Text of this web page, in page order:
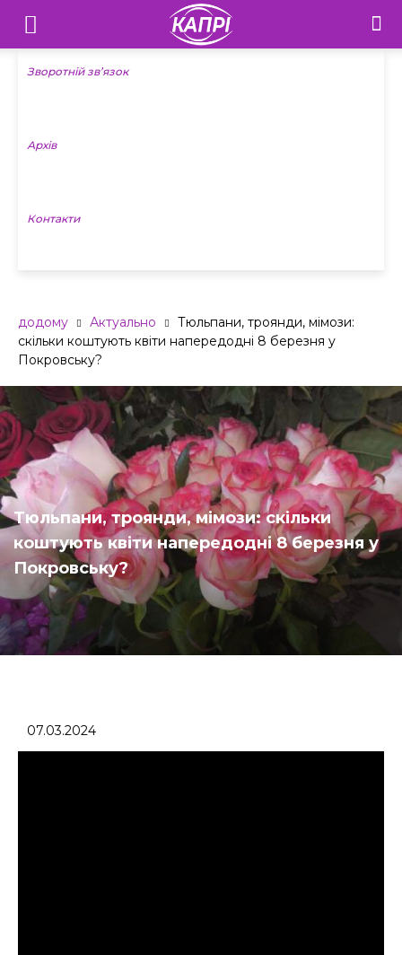
Телебачення
«Капрі»
Новини
Зворотній зв’язок
Архів
Контакти
додому Актуально
Тюльпани, троянди, мімози:
скільки коштують квіти напередодні 8 березня у
Покровську?
Тюльпани, троянди, мімози: скільки
коштують квіти напередодні 8 березня у
Покровську?
07.03.2024